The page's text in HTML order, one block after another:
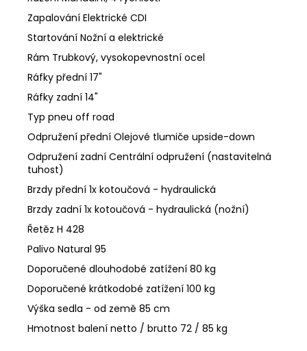
Zapalování Elektrické CDI
Startování Nožní a elektrické
Rám Trubkový, vysokopevnostní ocel
Ráfky přední 17"
Ráfky zadní 14"
Typ pneu off road
Odpružení přední Olejové tlumiče upside-down
Odpružení zadní Centrální odpružení (nastavitelná
tuhost)
Brzdy přední 1x kotoučová - hydraulická
Brzdy zadní 1x kotoučová - hydraulická (nožní)
Řetěz H 428
Palivo Natural 95
Doporučené dlouhodobé zatížení 80 kg
Doporučené krátkodobé zatížení 100 kg
Výška sedla - od země 85 cm
Hmotnost balení netto / brutto 72 / 85 kg